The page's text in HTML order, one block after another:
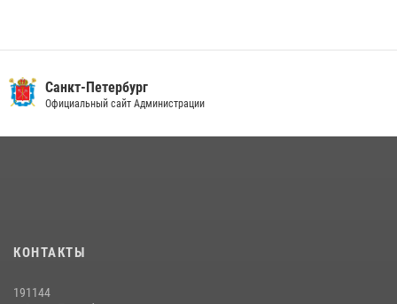
В Красногвардейском районе росгвардейцы задержали хулигана,
угрожавшего мужчине пневматическим пистолетом
на III Международном петербургском цифровом форуме
Санкт-Петербург
Официальный сайт Администрации
КОНТАКТЫ
191144